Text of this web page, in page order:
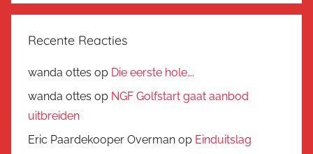
Recente Reacties
wanda ottes op Die eerste hole….
wanda ottes op NGF Golfstart gaat aanbod
uitbreiden
Eric Paardekooper Overman op Einduitslag